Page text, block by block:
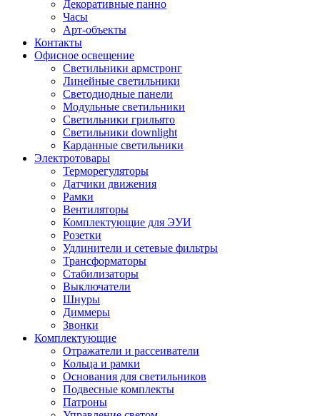
Декоративные панно
Часы
Арт-объекты
Контакты
Офисное освещение
Светильники армстронг
Линейные светильники
Светодиодные панели
Модульные светильники
Светильники грильято
Светильники downlight
Карданные светильники
Электротовары
Терморегуляторы
Датчики движения
Рамки
Вентиляторы
Комплектующие для ЭУИ
Розетки
Удлинители и сетевые фильтры
Трансформаторы
Стабилизаторы
Выключатели
Шнуры
Диммеры
Звонки
Комплектующие
Отражатели и рассеиватели
Кольца и рамки
Основания для светильников
Подвесные комплекты
Патроны